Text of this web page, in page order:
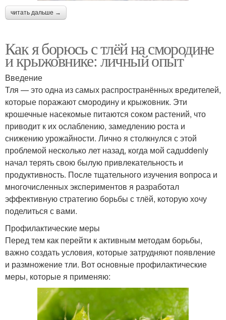
читать дальше →
Как я борюсь с тлёй на смородине
и крыжовнике: личный опыт
Введение
Тля — это одна из самых распространённых вредителей,
которые поражают смородину и крыжовник. Эти
крошечные насекомые питаются соком растений, что
приводит к их ослаблению, замедлению роста и
снижению урожайности. Лично я столкнулся с этой
проблемой несколько лет назад, когда мой садuddenly
начал терять свою былую привлекательность и
продуктивность. После тщательного изучения вопроса и
многочисленных экспериментов я разработал
эффективную стратегию борьбы с тлёй, которую хочу
поделиться с вами.
Профилактические меры
Перед тем как перейти к активным методам борьбы,
важно создать условия, которые затрудняют появление
и размножение тли. Вот основные профилактические
меры, которые я применяю: